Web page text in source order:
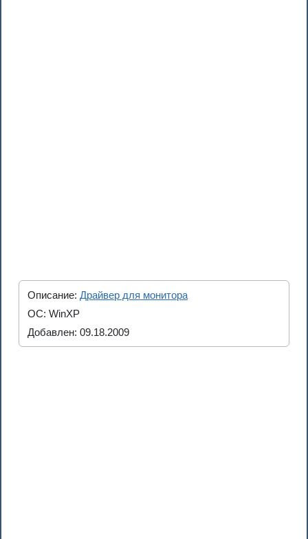
Описание: Драйвер для монитора
ОС: WinXP
Добавлен: 09.18.2009